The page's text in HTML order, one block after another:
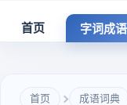
首页 字词成语
首页 成语词典